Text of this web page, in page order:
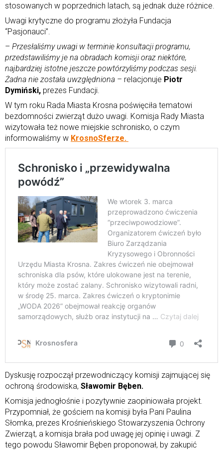
stosowanych w poprzednich latach, są jednak duże różnice.
Uwagi krytyczne do programu złożyła Fundacja
“Pasjonauci”.
– Przesłaliśmy uwagi w terminie konsultacji programu,
przedstawiliśmy je na obradach komisji oraz niektóre,
najbardziej istotne jeszcze powtórzyliśmy podczas sesji.
Żadna nie została uwzględniona – relacjonuje Piotr
Dymiński, prezes Fundacji.
W tym roku Rada Miasta Krosna poświęciła tematowi
bezdomności zwierząt dużo uwagi. Komisja Rady Miasta
wizytowała też nowe miejskie schronisko, o czym
informowaliśmy w KrosnoSferze.
Dyskusję rozpoczął przewodniczący komisji zajmującej się
ochroną środowiska, Sławomir Bęben.
Komisja jednogłośnie i pozytywnie zaopiniowała projekt.
Przypomniał, że gościem na komisji była Pani Paulina
Słomka, prezes Krośnieńskiego Stowarzyszenia Ochrony
Zwierząt, a komisja brała pod uwagę jej opinię i uwagi. Z
tego powodu Sławomir Bęben proponował, by zakupić